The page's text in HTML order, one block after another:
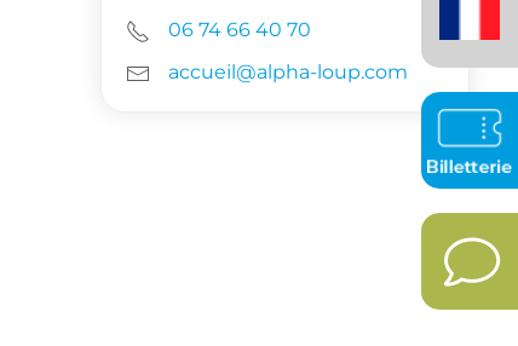
06 74 66 40 70
accueil@alpha-loup.com